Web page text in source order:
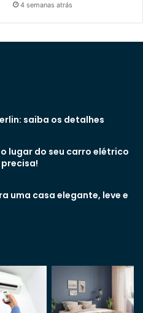
4 semanas atrás
saiba os detalhes
lugar do seu carro elétrico
uma casa elegante, leve e